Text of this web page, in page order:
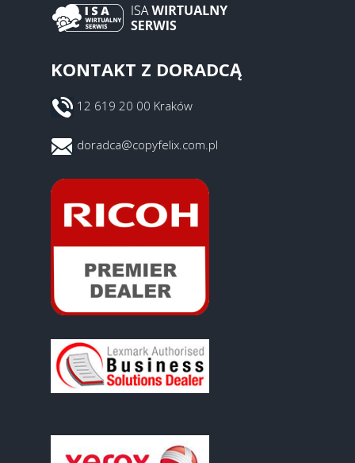
KONTAKT Z DORADCĄ
12 619 20 00 Kraków
doradca@copyfelix.com.pl